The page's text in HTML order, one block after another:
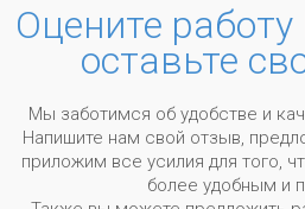
Оцените
оставьте
Мы заботимся об удобстве и
Напишите нам свой отзыв,
приложим все усилия для того,
более удобным и